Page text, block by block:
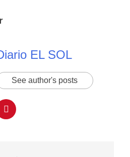
EL SOL
See author's posts